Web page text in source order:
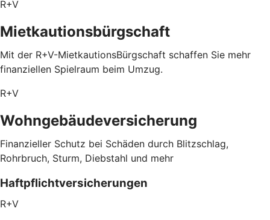
R+V
Mietkautionsbürgschaft
Mit der R+V-MietkautionsBürgschaft schaffen Sie mehr
finanziellen Spielraum beim Umzug.
R+V
Wohngebäudeversicherung
Finanzieller Schutz bei Schäden durch Blitzschlag,
Rohrbruch, Sturm, Diebstahl und mehr
Haftpflichtversicherungen
R+V